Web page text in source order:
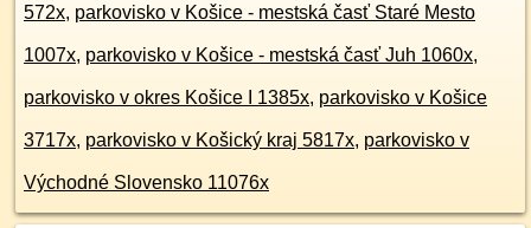
572x, parkovisko v Košice - mestská časť Staré Mesto
1007x, parkovisko v Košice - mestská časť Juh 1060x,
parkovisko v okres Košice I 1385x, parkovisko v Košice
3717x, parkovisko v Košický kraj 5817x, parkovisko v
Východné Slovensko 11076x